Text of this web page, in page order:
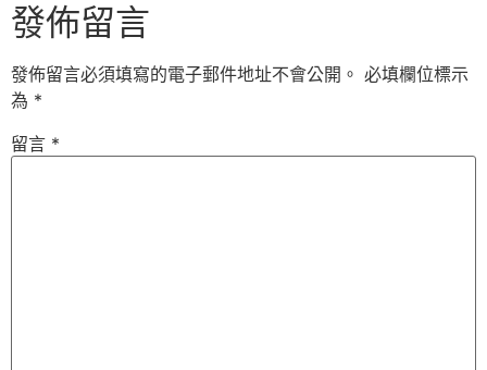
發佈留言
發佈留言必須填寫的電子郵件地址不會公開。 必填欄位標示
為 *
留言 *